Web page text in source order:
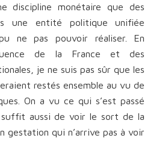
discipline monétaire que des
une entité politique unifiée
ne pas pouvoir réaliser. En
de la France et des
je ne suis pas sûr que les
restés ensemble au vu de
On a vu ce qui s’est passé
suffit aussi de voir le sort de la
gestation qui n’arrive pas à voir